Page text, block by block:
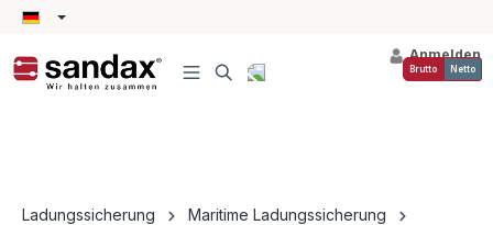
springen
Anmelden
Brutto Netto
Ladungssicherung
Maritime Ladungssicherung